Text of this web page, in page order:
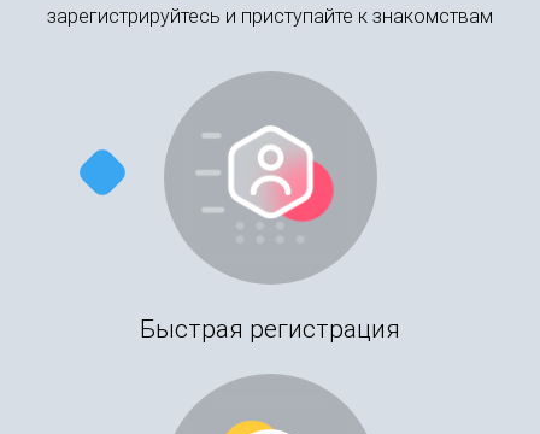
зарегистрируйтесь и приступайте к знакомствам
Быстрая регистрация